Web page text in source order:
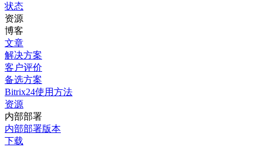
状态
资源
博客
文章
解决方案
客户评价
备选方案
Bitrix24使用方法
资源
内部部署
内部部署版本
下载